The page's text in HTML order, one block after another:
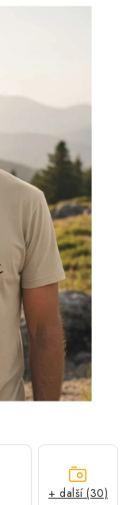
Napište nám
+ další (30)